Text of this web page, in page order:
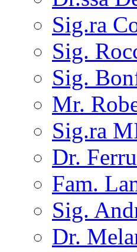
Sig.ra
Sig.
Sig.
Mr.
Sig.ra
Dr.
Fam.
Sig.
Dr.